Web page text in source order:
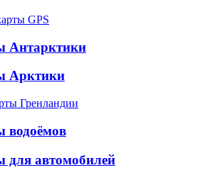
GPS
Антарктики
Арктики
Гренландии
водоёмов
для автомобилей